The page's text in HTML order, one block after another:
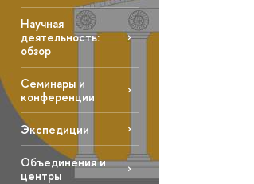
Научная
деятельность:
обзор
Семинары и
конференции
Экспедиции
Объединения и
центры